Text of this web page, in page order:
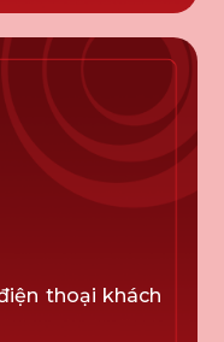
thoại khách